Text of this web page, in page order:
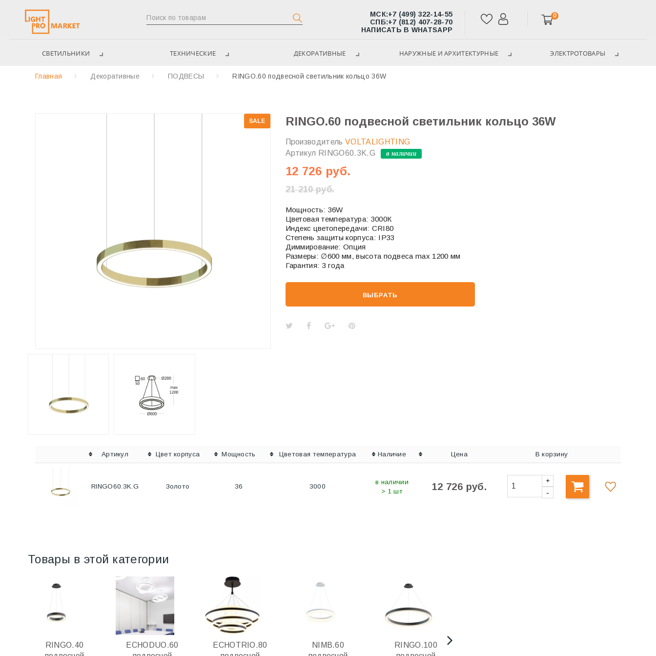
МСК:+7 (499) 322-14-55
СПБ:+7 (812) 407-28-70
НАПИСАТЬ В WHATSAPP
0
СВЕТИЛЬНИКИ ТЕХНИЧЕСКИЕ ДЕКОРАТИВНЫЕ НАРУЖНЫЕ И АРХИТЕКТУРНЫЕ ЭЛЕКТРОТОВАРЫ
Главная Декоративные ПОДВЕСЫ RINGO.60 подвесной светильник кольцо 36W
RINGO.60 подвесной светильник кольцо 36W
SALE
Производитель VOLTALIGHTING
Артикул RINGO60.3K.G в наличии
12 726 руб.
21 210 руб.
Мощность: 36W
Цветовая температура: 3000К
Индекс цветопередачи: CRI80
Степень защиты корпуса: IP33
Диммирование: Опция
Размеры: ∅600 мм, высота подвеса max 1200 мм
Гарантия: 3 года
ВЫБРАТЬ
Артикул Цвет корпуса Мощность Цветовая температура Наличие Цена В корзину
RINGO60.3K.G Золото 36 3000
в наличии
> 1 шт
12 726 руб.
+
-
Товары в этой категории
RINGO.40
ECHODUO.60
ECHOTRIO.80
NIMB.60
RINGO.100